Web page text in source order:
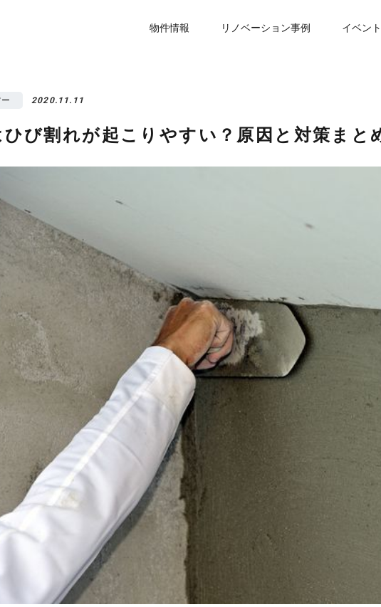
物件情報 リノベーション事例 イベント
2020.11.11
ひび割れが起こりやすい？原因と対策まと